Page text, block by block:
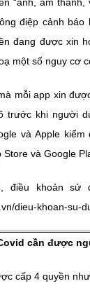
điệp cảnh báo
đang được xin
một số nguy cơ
mỗi app xin
trước khi người
và Apple
và Google
điều khoản sử
dieu-khoan-su-
cần được
cấp 4 quyền